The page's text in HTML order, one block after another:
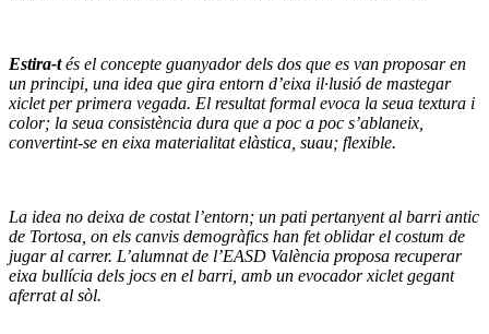
Estira-tés el concepte guanyador dels dos que es van proposar en
un principi, una idea que gira entorn d’eixa il·lusió de mastegar
xiclet per primera vegada. El resultat formal evoca la seua textura i
color; la seua consistència dura que a poc a poc s’ablaneix,
convertint-se en eixa materialitat elàstica, suau; flexible.
La idea no deixa de costat l’entorn; un pati pertanyent al barri antic
de Tortosa, on els canvis demogràfics han fet oblidar el costum de
jugar al carrer. L’alumnat de l’EASD València proposa recuperar
eixa bullícia dels jocs en el barri, amb un evocador xiclet gegant
aferrat al sòl.